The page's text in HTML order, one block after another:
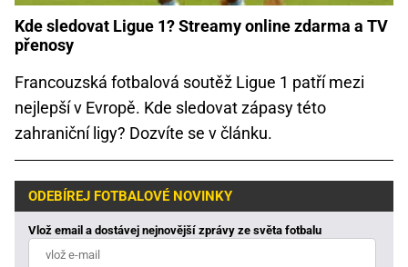
Kde sledovat Ligue 1? Streamy online zdarma a TV
přenosy
Francouzská fotbalová soutěž Ligue 1 patří mezi
nejlepší v Evropě. Kde sledovat zápasy této
zahraniční ligy? Dozvíte se v článku.
ODEBÍREJ FOTBALOVÉ NOVINKY
Vlož email a dostávej nejnovější zprávy ze světa fotbalu